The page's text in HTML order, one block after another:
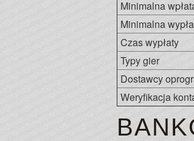
Minimalna
Minimalna
Czas wypłaty
Typy gier
Dostawcy
Weryfikacja